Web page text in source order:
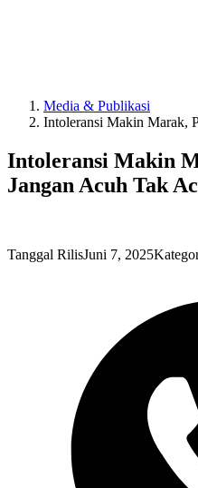
Media & Publikasi
Intoleransi Makin Marak,
Intoleransi Makin
Jangan Acuh Tak
Tanggal RilisJuni 7, 2025